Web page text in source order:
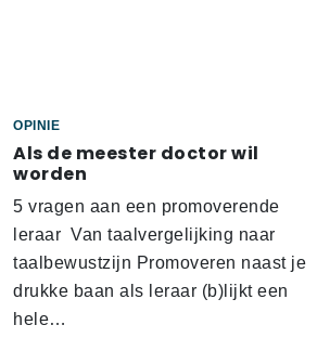
OPINIE
Als de meester doctor wil
worden
5 vragen aan een promoverende
leraar Van taalvergelijking naar
taalbewustzijn Promoveren naast je
drukke baan als leraar (b)lijkt een
hele…